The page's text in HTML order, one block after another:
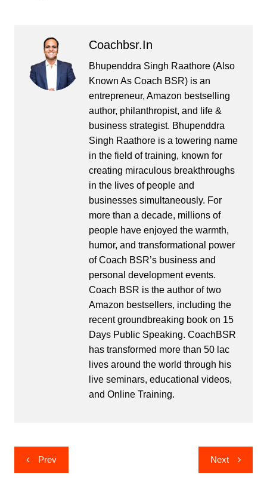
Coachbsr.in
Bhupenddra Singh Raathore (Also
Known As Coach BSR) is an
entrepreneur, Amazon bestselling
author, philanthropist, and life &
business strategist. Bhupenddra
Singh Raathore is a towering name
in the field of training, known for
creating miraculous breakthroughs
in the lives of people and
businesses simultaneously. For
more than a decade, millions of
people have enjoyed the warmth,
humor, and transformational power
of Coach BSR’s business and
personal development events.
Coach BSR is the author of two
Amazon bestsellers, including the
recent groundbreaking book on 15
Days Public Speaking. CoachBSR
has transformed more than 50 lac
lives around the world through his
live seminars, educational videos,
and Online Training.
Post
navigation
Prev Next